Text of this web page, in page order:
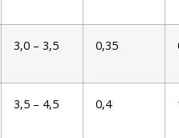
3,0 – 3,5 0,35
3,5 – 4,5 0,4